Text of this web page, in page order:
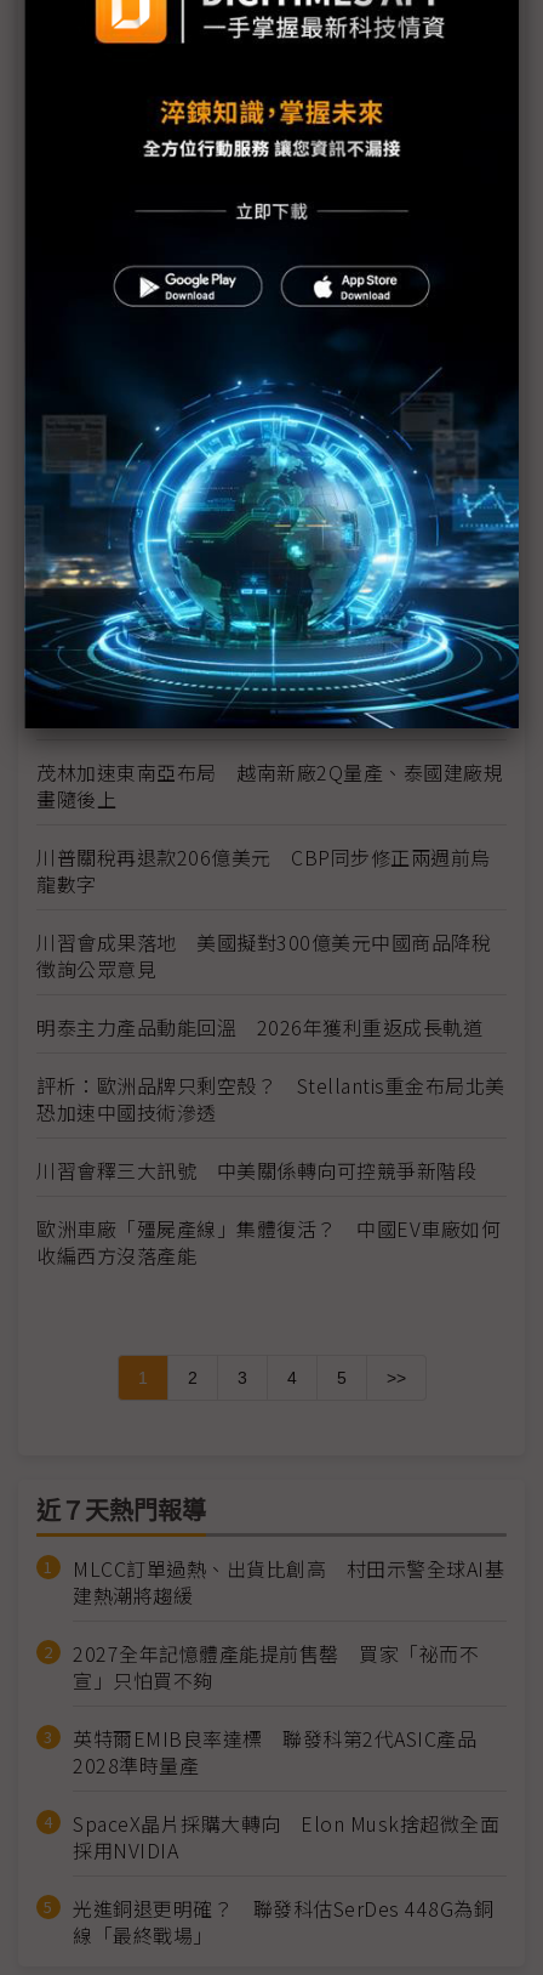
台美關稅與能源價格成兩大關鍵 尚騰看好2H26車市
朋程擴產搶攻高效車用元件市場 AI伺服器與HVDC
模組拚2027放量
規避關稅大打平價與豪奢雙戰線 中系電動車4月歐
裕融嚴陳莉蓮：汽車、出行與用車事業的協同發展
AI應用與綠能發展推動創新
回應232關稅優惠上路 東陽：對台灣汽車零件產業
新纖：地緣風險是危機也是轉機 三大布局推進成長
台美投資MOU關稅優惠先落地 汽車零組件15%、航
空零件迎近乎免稅
中資背景也能過關 Volvo獲白宮豁免可繼續在美賣
車
裕隆國產、外銷同步並進 嚴陳莉蓮：AI賦能強化核
心競爭力與轉型
茂林加速東南亞布局 越南新廠2Q量產、泰國建廠規
畫隨後上
川普關稅再退款206億美元 CBP同步修正兩週前烏
龍數字
川習會成果落地 美國擬對300億美元中國商品降稅
徵詢公眾意見
明泰主力產品動能回溫 2026年獲利重返成長軌道
評析：歐洲品牌只剩空殼？ Stellantis重金布局北美
恐加速中國技術滲透
川習會釋三大訊號 中美關係轉向可控競爭新階段
歐洲車廠「殭屍產線」集體復活？ 中國EV車廠如何
收編西方沒落產能
1 2 3 4 5 >>
近７天熱門報導
MLCC訂單過熱、出貨比創高 村田示警全球AI基
建熱潮將趨緩
2027全年記憶體產能提前售罄 買家「祕而不
宣」只怕買不夠
英特爾EMIB良率達標 聯發科第2代ASIC產品
2028準時量產
SpaceX晶片採購大轉向 Elon Musk捨超微全面
採用NVIDIA
光進銅退更明確？ 聯發科估SerDes 448G為銅
線「最終戰場」